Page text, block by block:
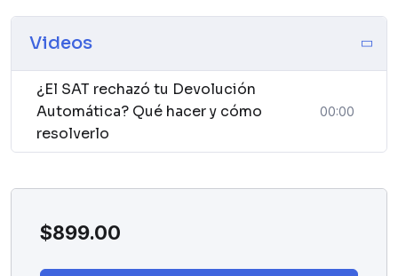
Videos
¿El SAT rechazó tu Devolución
Automática? Qué hacer y cómo
resolverlo
00:00
$899.00